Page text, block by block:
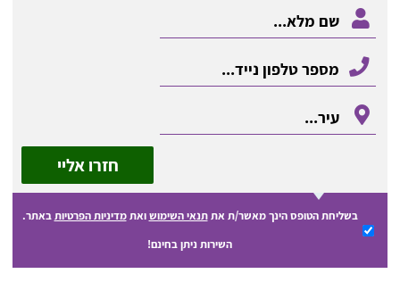
חזרו אליי
בשליחת הטופס הינך מאשר/ת אתתנאי השימושואתמדיניות הפרטיותבאתר.
השירות ניתן בחינם!